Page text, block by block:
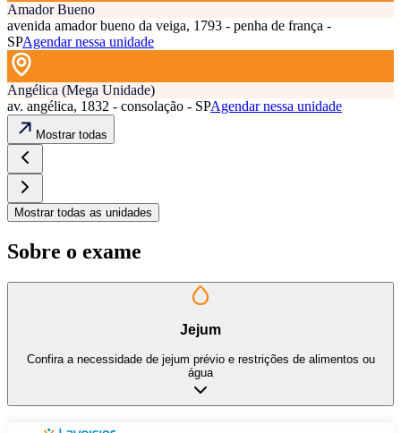
Amador Bueno
avenida amador bueno da veiga, 1793 - penha de frança -
SPAgendar nessa unidade
Angélica (Mega Unidade)
av. angélica, 1832 - consolação - SPAgendar nessa unidade
Mostrar todas
Mostrar todas as unidades
Sobre o exame
Jejum
Confira a necessidade de jejum prévio e restrições de alimentos ou
água